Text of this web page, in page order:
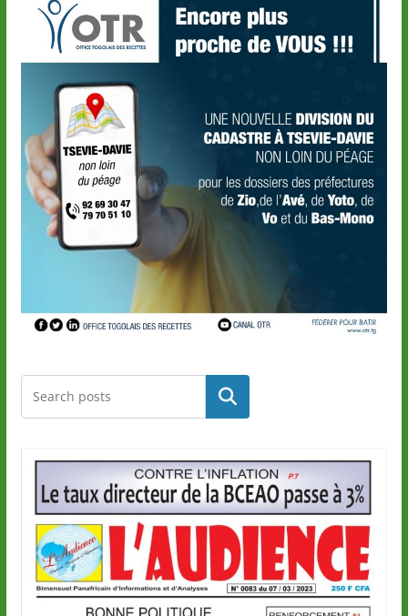
Rechercher